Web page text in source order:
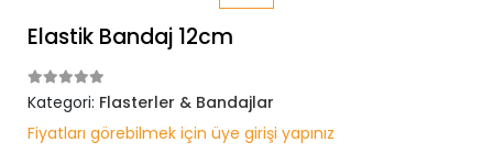
Elastik Bandaj 12cm
Kategori: Flasterler & Bandajlar
Fiyatları görebilmek için üye girişi yapınız